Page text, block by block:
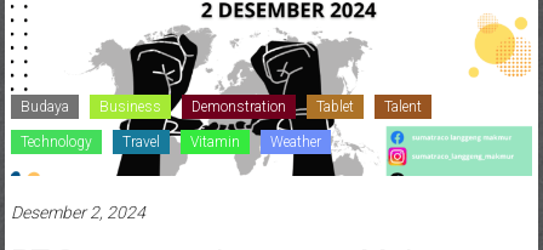
Budaya Business Demonstration Tablet Talent
Technology Travel Vitamin Weather
Desember 2, 2024